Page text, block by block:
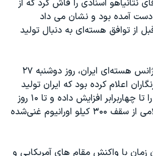
نتانیاهو اسنادی را فاش کرد که از
دست آمده بود و نشان می داد
از توافق هسته‌ای به دنبال تولید
پیشتر، سخنگوی آژانس هسته‌ای ایران، روز دوشنبه ۲۷
اعلام کرده بود که ایران تولید
اورانیوم غنی شده را تا چهاربرابر افزایش داده و تا ۱۰ روز
دیگر جمهوری اسلامی از سقف ۳۰۰ کیلو اورانیوم غنی‌شده
با واکنش مقام های آمریکایی و